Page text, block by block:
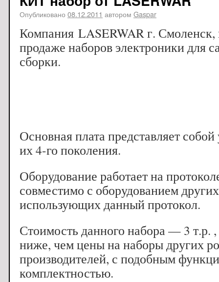
Опубликовано 08.12.2011 автором Gaspar
Компания LASERWAR г. Смоленск,
продаже наборов электроники для
сборки.
Основная плата представляет
их 4-го поколения.
Оборудование работает на
совместимо с оборудованием
использующих данный протокол.
Стоимость данного набора — 3 т.р.
ниже, чем цены на наборы других
производителей, с подобным
комплектностью.